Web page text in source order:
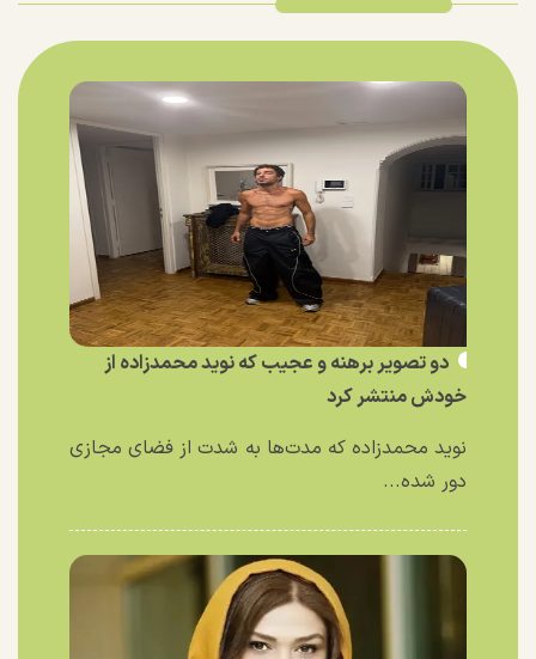
دو تصویر برهنه و عجیب که نوید محمدزاده از
خودش منتشر کرد
نوید محمدزاده که مدت‌ها به شدت از فضای مجازی
دور شده...